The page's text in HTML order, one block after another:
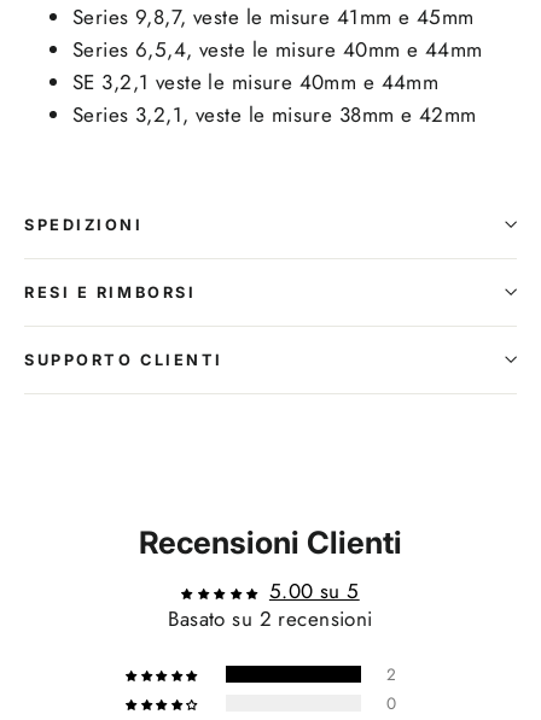
Series 9,8,7, veste le misure 41mm e 45mm
Series 6,5,4, veste le misure 40mm e 44mm
SE 3,2,1 veste le misure 40mm e 44mm
Series 3,2,1, veste le misure 38mm e 42mm
SPEDIZIONI
RESI E RIMBORSI
SUPPORTO CLIENTI
Recensioni Clienti
5.00 su 5
Basato su 2 recensioni
2
0